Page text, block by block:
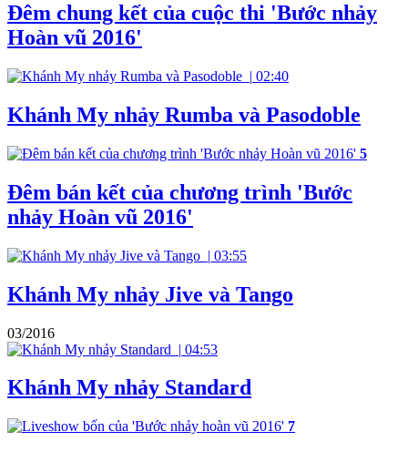
Đêm chung kết của cuộc thi 'Bước nhảy
Hoàn vũ 2016'
| 02:40
Khánh My nhảy Rumba và Pasodoble
5
Đêm bán kết của chương trình 'Bước
nhảy Hoàn vũ 2016'
| 03:55
Khánh My nhảy Jive và Tango
03/2016
| 04:53
Khánh My nhảy Standard
7